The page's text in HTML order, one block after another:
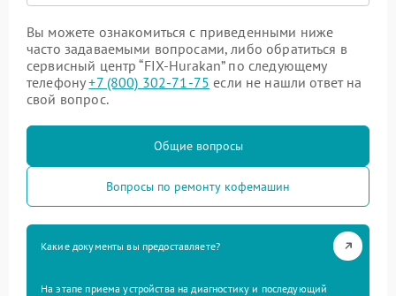
Вы можете ознакомиться с приведенными ниже
часто задаваемыми вопросами, либо обратиться в
сервисный центр “FIX-Hurakan” по следующему
телефону+7 (800) 302-71-75 если не нашли ответ на
свой вопрос.
Общие вопросы
Вопросы по ремонту кофемашин
Какие документы вы предоставляете?
На этапе приема устройства на диагностику и последующий